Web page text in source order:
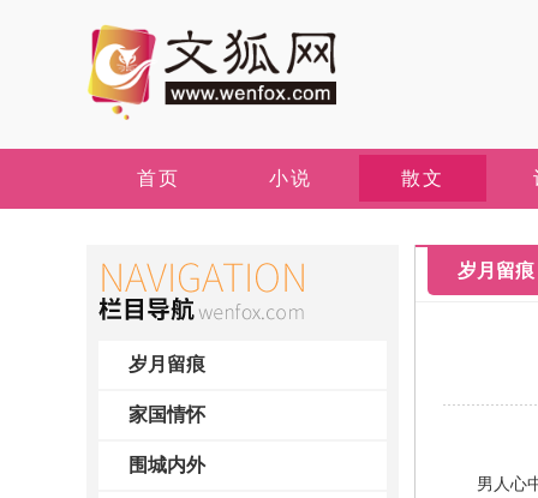
首页 小说 散文
岁月留痕
家国情怀
围城内外
岁月留痕
男人心中5